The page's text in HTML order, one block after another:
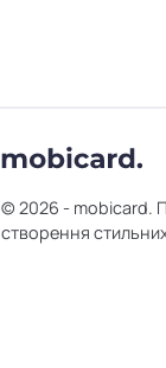
© 2026 - mobicard.
створення